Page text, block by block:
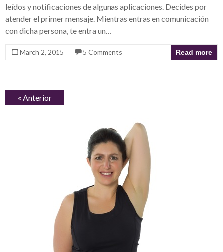
leídos y notificaciones de algunas aplicaciones. Decides por
atender el primer mensaje. Mientras entras en comunicación
con dicha persona, te entra un…
March 2, 2015 5 Comments Read more
« Anterior